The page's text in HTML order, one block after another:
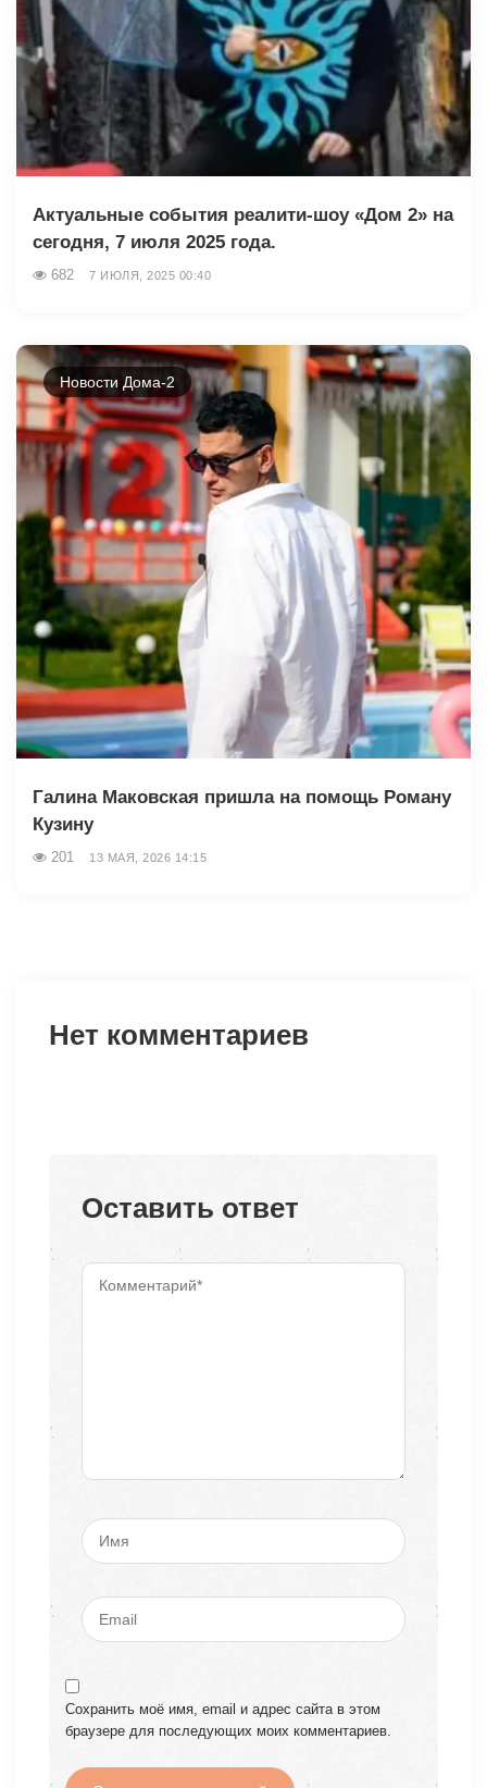
Актуальные события реалити-шоу «Дом 2» на
сегодня, 7 июля 2025 года.
682 7 ИЮЛЯ, 2025 00:40
Новости Дома-2
Галина Маковская пришла на помощь Роману
Кузину
201 13 МАЯ, 2026 14:15
Нет комментариев
Оставить ответ
Сохранить моё имя, email и адрес сайта в этом
браузере для последующих моих комментариев.